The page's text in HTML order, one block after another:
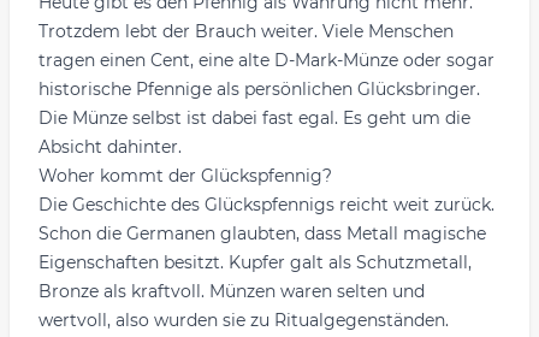
Trotzdem lebt der Brauch weiter. Viele Menschen
tragen einen Cent, eine alte D-Mark-Münze oder sogar
historische Pfennige als persönlichen Glücksbringer.
Die Münze selbst ist dabei fast egal. Es geht um die
Absicht dahinter.
Woher kommt der Glückspfennig?
Die Geschichte des Glückspfennigs reicht weit zurück.
Schon die Germanen glaubten, dass Metall magische
Eigenschaften besitzt. Kupfer galt als Schutzmetall,
Bronze als kraftvoll. Münzen waren selten und
wertvoll, also wurden sie zu Ritualgegenständen.